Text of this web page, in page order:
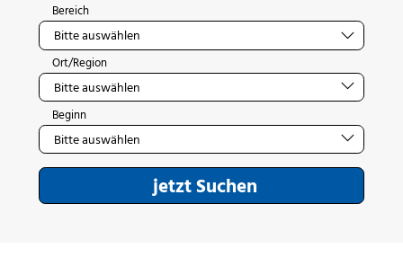
Bereich
Ort/Region
Beginn
jetzt Suchen